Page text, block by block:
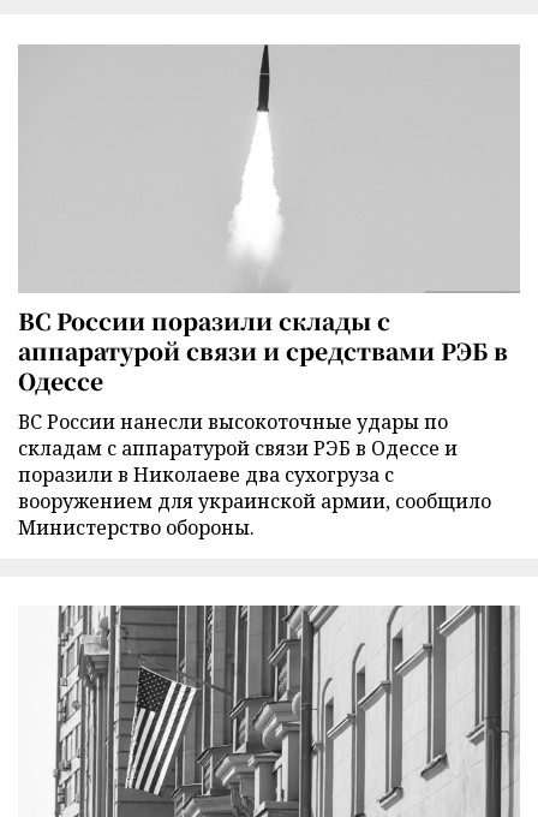
ВС России поразили склады с
аппаратурой связи и средствами РЭБ в
Одессе
ВС России нанесли высокоточные удары по
складам с аппаратурой связи РЭБ в Одессе и
поразили в Николаеве два сухогруза с
вооружением для украинской армии, сообщило
Министерство обороны.